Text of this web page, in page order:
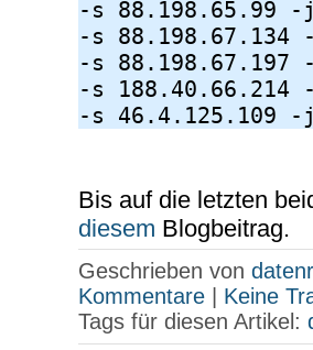
-s 88.198.65.99 -j
-s 88.198.67.134 -
-s 88.198.67.197 -
-s 188.40.66.214 -
-s 46.4.125.109 -j
Bis auf die letzten
diesem Blogbeitrag.
Geschrieben von
Kommentare| Keine
Tags für diesen Artikel: